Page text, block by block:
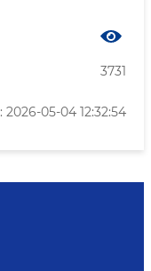
3731
05-04 12:32:54